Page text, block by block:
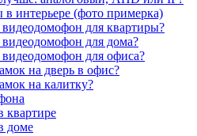
интерьере (фото примерка)
для квартиры?
для дома?
для офиса?
на дверь в офис?
на калитку?
квартире
доме